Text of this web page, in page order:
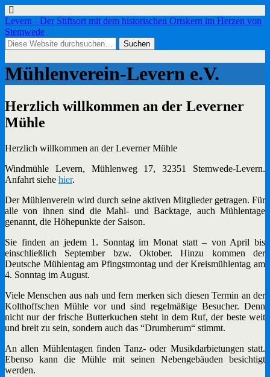
Levern - Der Stiftsort mit dem historischen Ortskern im Herzen von
Stemwede
Mühlenverein-Levern e.V.
Herzlich willkommen an der Leverner
Mühle
Herzlich willkommen an der Leverner Mühle
Windmühle Levern, Mühlenweg 17, 32351 Stemwede-Levern.
Anfahrt siehe hier.
Der Mühlenverein wird durch seine aktiven Mitglieder getragen. Für
alle von ihnen sind die Mahl- und Backtage, auch Mühlentage
genannt, die Höhepunkte der Saison.
Sie finden an jedem 1. Sonntag im Monat statt – von April bis
einschließlich September bzw. Oktober. Hinzu kommen der
Deutsche Mühlentag am Pfingstmontag und der Kreismühlentag am
4. Sonntag im August.
Viele Menschen aus nah und fern merken sich diesen Termin an der
Kolthoffschen Mühle vor und sind regelmäßige Besucher. Denn
nicht nur der frische Butterkuchen steht in dem Ruf, der beste weit
und breit zu sein, sondern auch das “Drumherum“ stimmt.
An allen Mühlentagen finden Tanz- oder Musikdarbietungen statt.
Ebenso kann die Mühle mit seinen Nebengebäuden besichtigt
werden.